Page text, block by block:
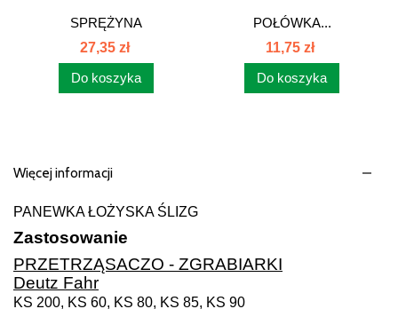
SPRĘŻYNA
ZGRABIARKI...
27,35 zł
Do koszyka
POŁÓWKA...
11,75 zł
Do koszyka
Więcej informacji
PANEWKA ŁOŻYSKA ŚLIZG
Zastosowanie
PRZETRZĄSACZO - ZGRABIARKI
Deutz Fahr
KS 200, KS 60, KS 80, KS 85, KS 90